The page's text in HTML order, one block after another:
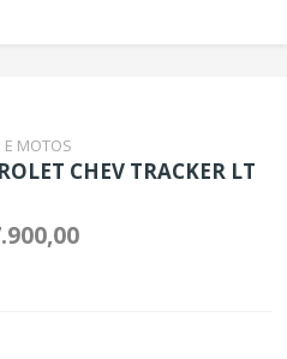
E MOTOS
CHEV TRACKER LT